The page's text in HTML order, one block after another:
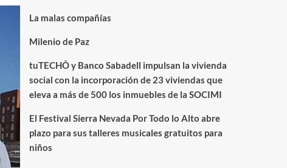
La malas compañías
Milenio de Paz
tuTECHÔ y Banco Sabadell impulsan la vivienda
social con la incorporación de 23 viviendas que
eleva a más de 500 los inmuebles de la SOCIMI
El Festival Sierra Nevada Por Todo lo Alto abre
plazo para sus talleres musicales gratuitos para
niños